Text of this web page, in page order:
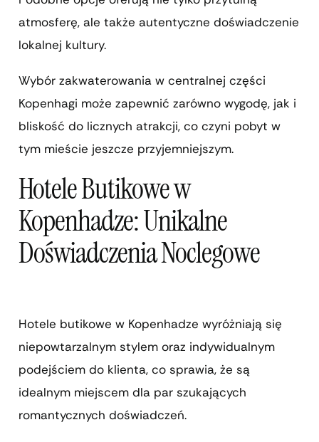
atmosferę, ale także autentyczne doświadczenie
lokalnej kultury.
Wybór zakwaterowania w centralnej części
Kopenhagi może zapewnić zarówno wygodę, jak i
bliskość do licznych atrakcji, co czyni pobyt w
tym mieście jeszcze przyjemniejszym.
Hotele Butikowe w
Kopenhadze: Unikalne
Doświadczenia Noclegowe
Hotele butikowe w Kopenhadze wyróżniają się
niepowtarzalnym stylem oraz indywidualnym
podejściem do klienta, co sprawia, że są
idealnym miejscem dla par szukających
romantycznych doświadczeń.